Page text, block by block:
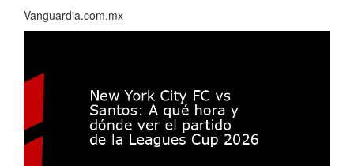
Vanguardia.com.mx